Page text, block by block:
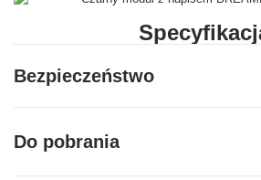
Model MLMA21
Kompatybilność
Bezpieczeństwo
Do pobrania